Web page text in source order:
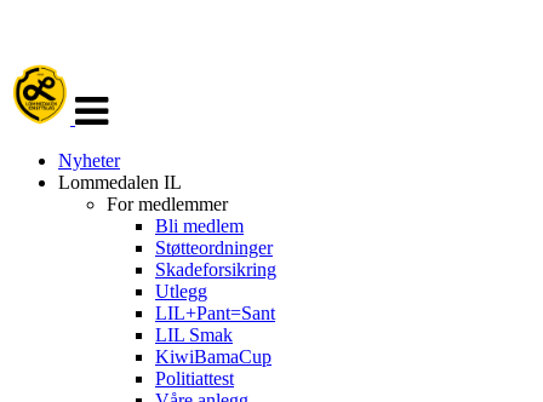
navigasjon
Nyheter
Lommedalen IL
For medlemmer
Bli medlem
Støtteordninger
Skadeforsikring
Utlegg
LIL+Pant=Sant
LIL Smak
KiwiBamaCup
Politiattest